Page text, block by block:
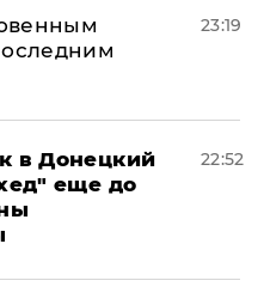
23:19
в Донецкий
еще до
22:52